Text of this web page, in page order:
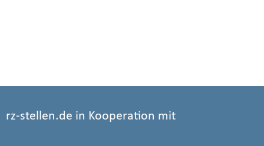
rz-stellen.de in Kooperation mit